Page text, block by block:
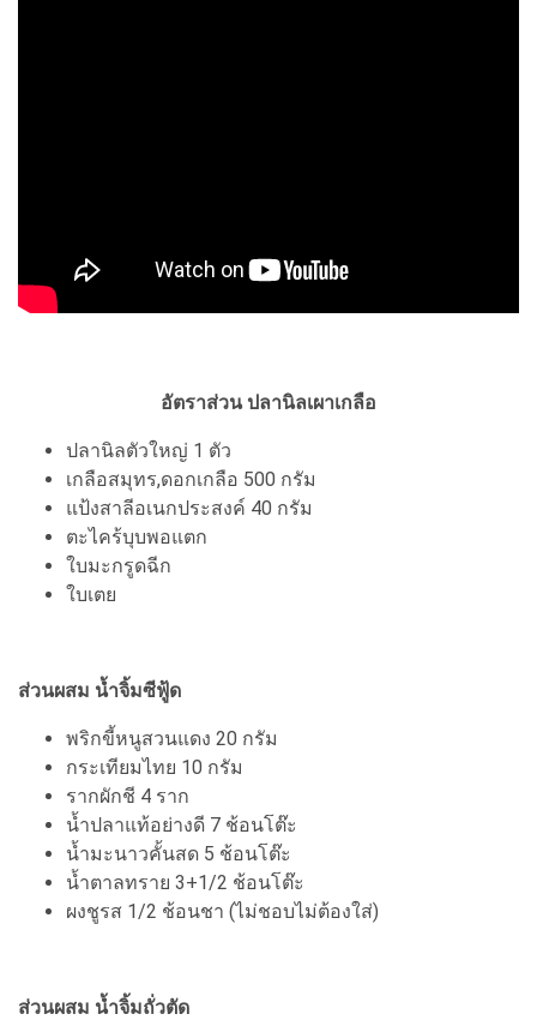
อัตราส่วน ปลานิลเผาเกลือ
ปลานิลตัวใหญ่ 1 ตัว
เกลือสมุทร,ดอกเกลือ 500 กรัม
แป้งสาลีอเนกประสงค์ 40 กรัม
ตะไคร้บุบพอแตก
ใบมะกรูดฉีก
ใบเตย
ส่วนผสม น้ำจิ้มซีฟู้ด
พริกขี้หนูสวนแดง 20 กรัม
กระเทียมไทย 10 กรัม
รากผักชี 4 ราก
น้ำปลาแท้อย่างดี 7 ช้อนโต๊ะ
น้ำมะนาวคั้นสด 5 ช้อนโต๊ะ
น้ำตาลทราย 3+1/2 ช้อนโต๊ะ
ผงชูรส 1/2 ช้อนชา (ไม่ชอบไม่ต้องใส่)
ส่วนผสม น้ำจิ้มถั่วตัด